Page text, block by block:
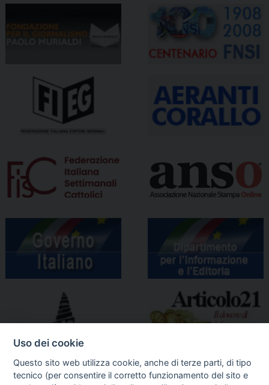
Uso dei cookie
Questo sito web utilizza cookie, anche di terze parti, di tipo
tecnico (per consentire il corretto funzionamento del sito e